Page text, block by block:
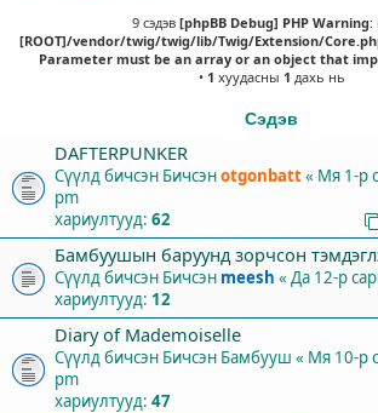
9 сэдэв [phpBB Debug] PHP Warning:
[ROOT]/vendor/twig/twig/lib/Twig/Extension/
Parameter must be an array or an object that
• 1 хуудасны 1 дахь нь
Сэдэв
DAFTERPUNKER
Сүүлд бичсэн Бичсэнotgonbatt« Мя 1-р
pm
хариултууд: 62
Бамбуушын баруунд зорчсон
Сүүлд бичсэн Бичсэн meesh « Да 12-р
хариултууд: 12
Diary of Mademoiselle
Сүүлд бичсэн Бичсэн Бамбууш « Мя 10-р
pm
хариултууд: 47